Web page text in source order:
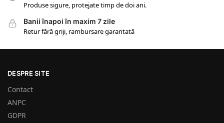
Produse sigure, protejate timp de doi ani.
Banii înapoi în maxim 7 zile
Retur fără griji, rambursare garantată
DESPRE SITE
Contact
ANPC
GDPR